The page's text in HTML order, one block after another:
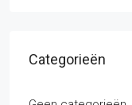
Categorieën